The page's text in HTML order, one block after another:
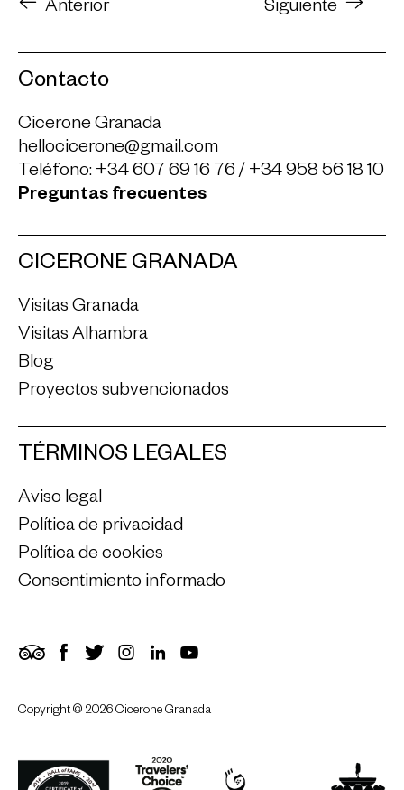
Anterior Siguiente
Contacto
Cicerone Granada
hellocicerone@gmail.com
Teléfono: +34 607 69 16 76/ +34 958 56 18 10
Preguntas frecuentes
CICERONE GRANADA
Visitas Granada
Visitas Alhambra
Blog
Proyectos subvencionados
TÉRMINOS LEGALES
Aviso legal
Política de privacidad
Política de cookies
Consentimiento informado
TripAdvisor
Facebook
TwitterInstagram
LinkedIn
Copyright © 2026 Cicerone Granada